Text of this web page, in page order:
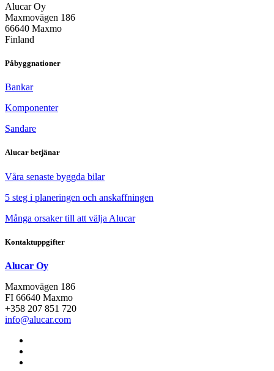
Alucar Oy
Maxmovägen 186
66640 Maxmo
Finland
Påbyggnationer
Bankar
Komponenter
Sandare
Alucar betjänar
Våra senaste byggda bilar
5 steg i planeringen och anskaffningen
Många orsaker till att välja Alucar
Kontaktuppgifter
Alucar Oy
Maxmovägen 186
FI 66640 Maxmo
+358 207 851 720
info@alucar.com